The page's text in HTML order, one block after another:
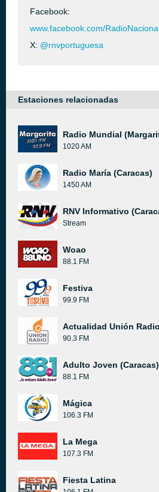
Facebook:
www.facebook.com/
X: @rnvportuguesa
Estaciones relacionadas
Radio Mundial
1020 AM
Radio María (Caracas)
1450 AM
RNV Informativo
Stream
Woao
88.1 FM
Festiva
99.9 FM
Actualidad Unión Radio
90.3 FM
Adulto Joven (Caracas)
88.1 FM
Mágica
106.3 FM
La Mega
107.3 FM
Fiesta Latina